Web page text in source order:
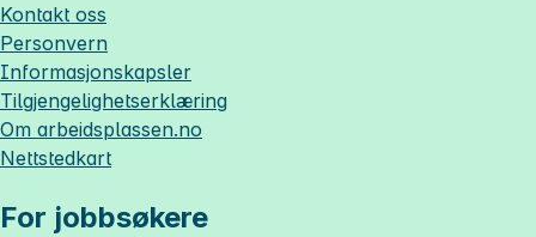
Kontakt oss
Personvern
Informasjonskapsler
Tilgjengelighetserklæring
Om arbeidsplassen.no
Nettstedkart
For jobbsøkere